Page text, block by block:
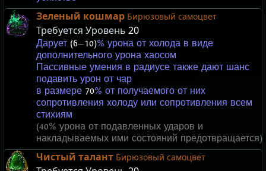
Зеленый кошмар Бирюзовый самоцвет
Требуется Уровень 20
Дарует (6—10)% урона от холода в виде
дополнительного урона хаосом
Пассивные умения в радиусе также дают шанс
подавить урон от чар
в размере 70% от получаемого от них
сопротивления холоду или сопротивления всем
стихиям
(40% урона от подавленных ударов и
накладываемых ими состояний предотвращается)
Чистый талант Бирюзовый самоцвет